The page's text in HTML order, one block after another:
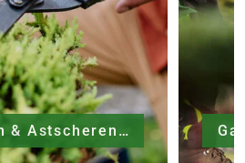
Gartenscheren & Astscheren